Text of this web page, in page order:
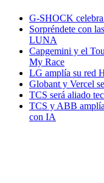
G-SHOCK celebra
Sorpréndete con
LUNA
Capgemini y el
My Race
LG amplía su red
Globant y Vercel
TCS será aliado
TCS y ABB
con IA